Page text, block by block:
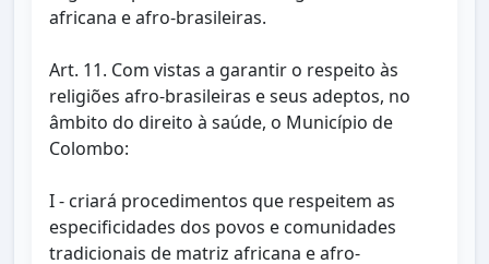
africana e afro-brasileiras.
Art. 11. Com vistas a garantir o respeito às
religiões afro-brasileiras e seus adeptos, no
âmbito do direito à saúde, o Município de
Colombo:
I - criará procedimentos que respeitem as
especificidades dos povos e comunidades
tradicionais de matriz africana e afro-